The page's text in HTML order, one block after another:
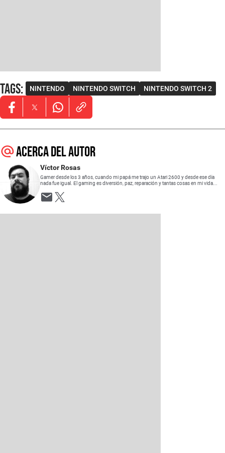
Tags: NINTENDO NINTENDO SWITCH NINTENDO SWITCH 2
Opens in new window
Opens in new window
Opens in new window
Acerca del autor
Víctor Rosas
Gamer desde los 3 años, cuando mi papá me trajo un Atari 2600 y desde ese día
nada fue igual. El gaming es diversión, paz, reparación y tantas cosas en mi vida...
Opens in new window